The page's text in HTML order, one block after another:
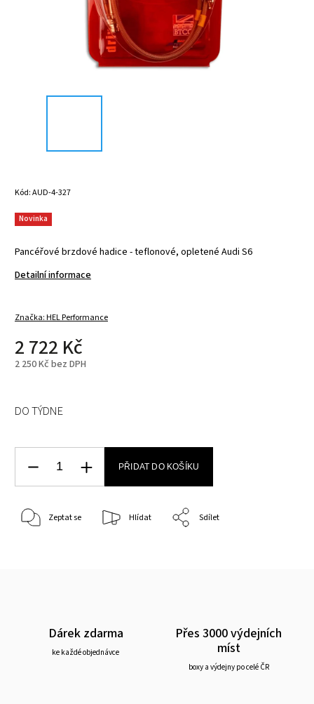
Kód:AUD-4-327
Pancéřové brzdové hadice - teflonové, opletené Audi S6
Detailní informace
Novinka
Značka:HEL Performance
2 722 Kč
2 250 Kč bez DPH
DO TÝDNE
PŘIDAT DO KOŠÍKU
Zeptat se Hlídat Sdílet
Dárek zdarma
ke každé objednávce
Přes 3000 výdejních
míst
boxy a výdejny po celé ČR